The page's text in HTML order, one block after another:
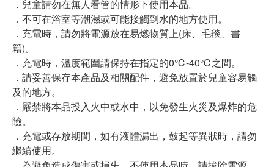
．兒童請勿在無人看管的情形下使用本品。
．不可在浴室等潮濕或可能接觸到水的地方使用。
．充電時，請勿將電源放在易燃物質上(床、毛毯、書
籍)。
．充電時，溫度範圍請保持在指定的0℃-40℃之間。
．請妥善保存本產品及相關配件，避免放置於兒童容易觸
及的地方。
．嚴禁將本品投入火中或水中，以免發生火災及爆炸的危
險。
．充電或存放期間，如有液體漏出，鼓起等異狀時，請勿
繼續使用。